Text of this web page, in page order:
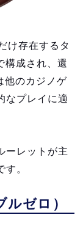
け存在するタ
構成され、還
他のカジノゲ
なプレイに適
ーレットが主
。
ゼロ）